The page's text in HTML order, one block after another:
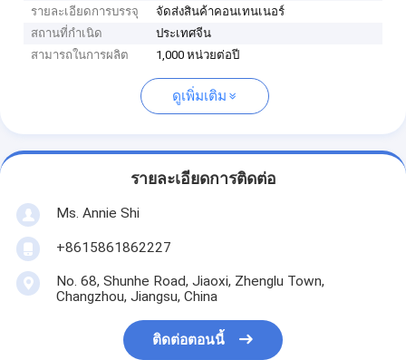
รายละเอียดการบรรจุ
จัดส่งสินค้าคอนเทนเนอร์
สถานที่กำเนิด
ประเทศจีน
สามารถในการผลิต
1,000 หน่วยต่อปี
ดูเพิ่มเติม
รายละเอียดการติดต่อ
Ms. Annie Shi
+8615861862227
No. 68, Shunhe Road, Jiaoxi, Zhenglu Town,
Changzhou, Jiangsu, China
ติดต่อตอนนี้